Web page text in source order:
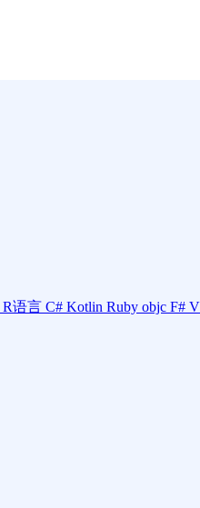
R语言 C# Kotlin Ruby objc F#